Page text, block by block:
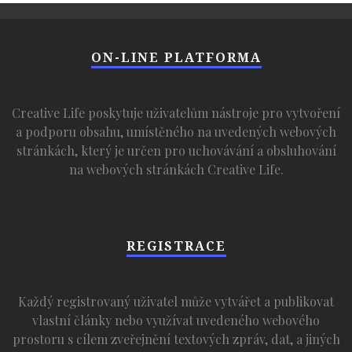
ON-LINE PLATFORMA
Creative Life poskytuje uživatelům nástroje pro vytvoření
a podporu obsahu, umístěného na uvedených webových
stránkách, který je určen pro uchovávání a obsluhování
na webových stránkách Creative Life.
REGISTRACE
Každý registrovaný uživatel může vytvářet a publikovat
vlastní články nebo využívat uvedeného webového
prostoru s cílem zveřejnění textových zpráv, dat, a jiných